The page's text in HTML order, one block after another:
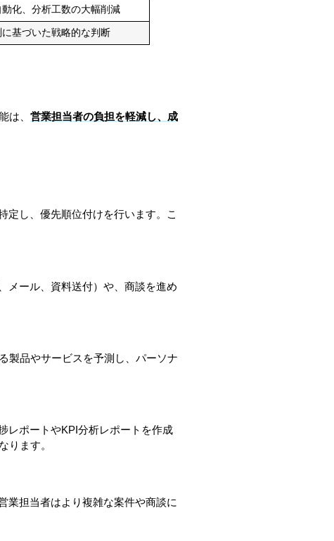
動化、分析工数の大幅削減
基づいた戦略的な判断
は、 営業担当者の負担を軽減し、成
定し、優先順位付けを行います。こ
メール、資料送付）や、商談を進め
製品やサービスを予測し、パーソナ
レポートやKPI分析レポートを作成
ります。
業担当者はより複雑な案件や商談に